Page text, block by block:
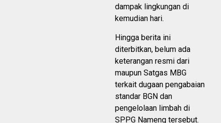
dampak lingkungan di
kemudian hari.
Hingga berita ini
diterbitkan, belum ada
keterangan resmi dari
maupun Satgas MBG
terkait dugaan pengabaian
standar BGN dan
pengelolaan limbah di
SPPG Nameng tersebut.